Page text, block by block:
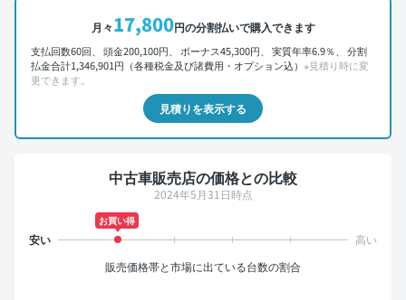
月々17,800円の分割払いで購入できます
支払回数60回、 頭金200,100円、 ボーナス45,300円、 実質年率6.9％、 分割
払金合計1,346,901円（各種税金及び諸費用・オプション込） ※見積り時に変
更できます。
見積りを表示する
中古車販売店の価格との比較
2024年5月31日時点
お買い得
販売価格帯と市場に出ている台数の割合